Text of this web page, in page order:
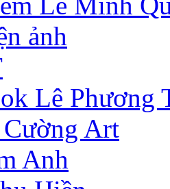
ảnh
Lê Phương
Art
Anh